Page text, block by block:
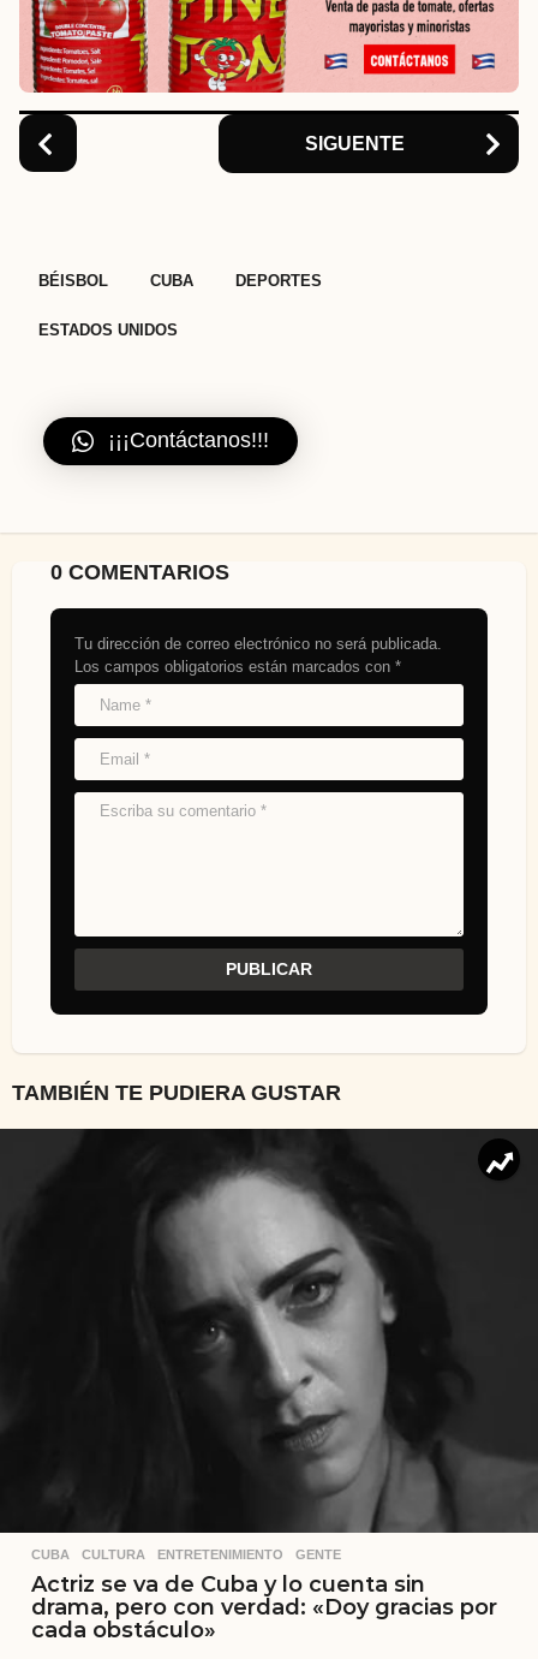
o
n
SIGUENTE
BÉISBOL CUBA DEPORTES
ESTADOS UNIDOS
¡¡¡Contáctanos!!!
0 COMENTARIOS
Tu dirección de correo electrónico no será publicada.
Los campos obligatorios están marcados con *
TAMBIÉN TE PUDIERA GUSTAR
CUBA ,CULTURA ,ENTRETENIMIENTO ,GENTE
Actriz se va de Cuba y lo cuenta sin
drama, pero con verdad: «Doy gracias por
cada obstáculo»